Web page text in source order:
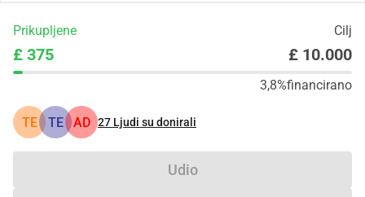
Prikupljene Cilj
£ 375 £ 10.000
3,8%financirano
TE TE AD 27 Ljudi su donirali
Udio